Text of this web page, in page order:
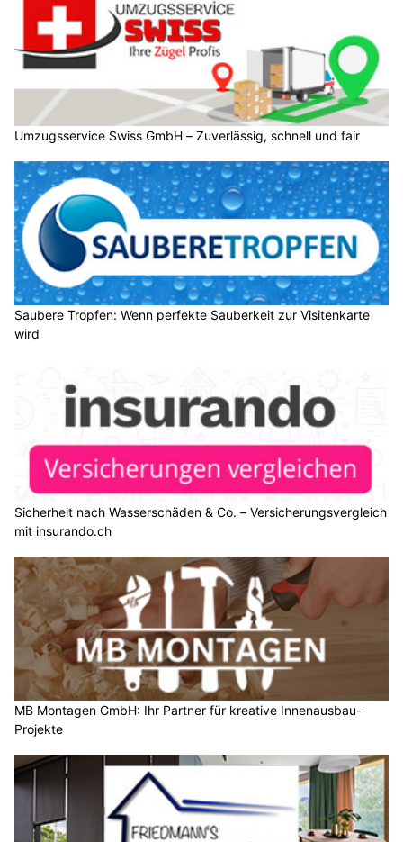
Umzugsservice Swiss GmbH – Zuverlässig, schnell und fair
Saubere Tropfen: Wenn perfekte Sauberkeit zur Visitenkarte
wird
Sicherheit nach Wasserschäden & Co. – Versicherungsvergleich
mit insurando.ch
MB Montagen GmbH: Ihr Partner für kreative Innenausbau-
Projekte